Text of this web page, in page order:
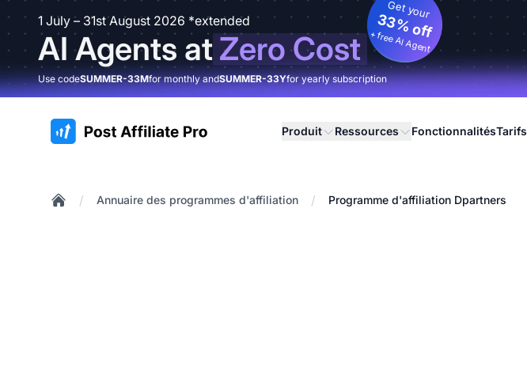
1 July – 31st August 2026 *extended
AI Agents atZero Cost
Get your
33% off
+ free AI Agent
Use codeSUMMER-33Mfor monthly andSUMMER-33Yfor yearly subscription
:site.title Produit Ressources FonctionnalitésTarifs
/ Annuaire des programmes d'affiliation / Programme d'affiliation Dpartners